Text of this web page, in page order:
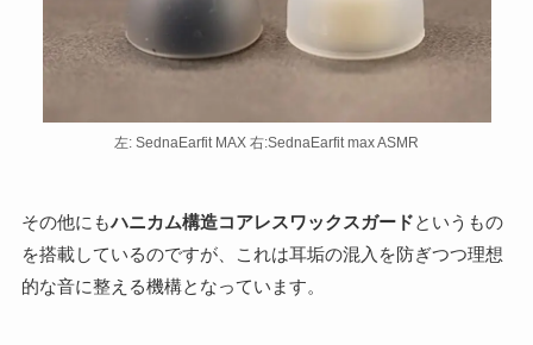
左: SednaEarfit MAX 右:SednaEarfit max ASMR
その他にもハニカム構造コアレスワックスガードというもの
を搭載しているのですが、これは耳垢の混入を防ぎつつ理想
的な音に整える機構となっています。